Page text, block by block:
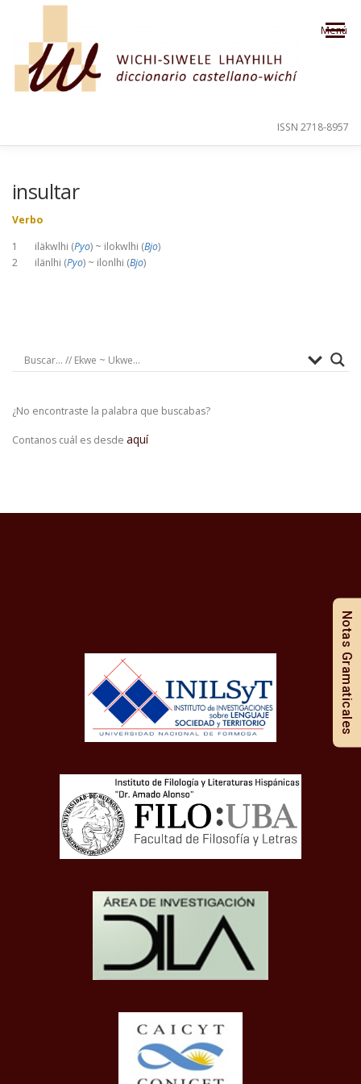
Saltar al contenido
Menú
ISSN 2718-8957
insultar
Verbo
1 iläkwlhi (Pyo) ~ ilokwlhi (Bjo)
2 ilänlhi (Pyo) ~ ilonlhi (Bjo)
¿No encontraste la palabra que buscabas?
Contanos cuál es desde aquí
Notas Gramaticales